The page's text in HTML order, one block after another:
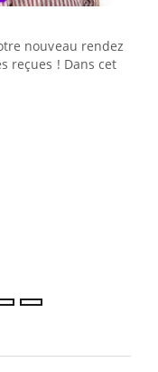
nouveau rendez-
reçues ! Dans cet